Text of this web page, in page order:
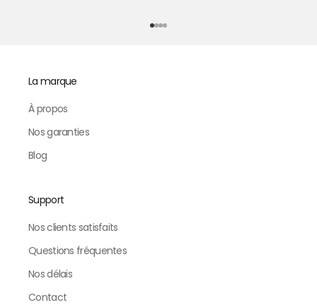
Aller à l'élément 1
Aller à l'élément 2
Aller à l'élément 3
Aller à l'élément 4
La marque
À propos
Nos garanties
Blog
Support
Nos clients satisfaits
Questions fréquentes
Nos délais
Contact